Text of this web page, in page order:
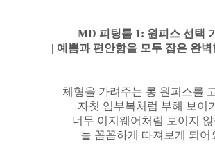
MD 피팅룸 1: 원피스 선택
| 예쁨과 편안함을 모두 잡은 완
체형을 가려주는 롱 원피스를
자칫 임부복처럼 부해 보이
너무 이지웨어처럼 보이지
늘 꼼꼼하게 따져보게 되어